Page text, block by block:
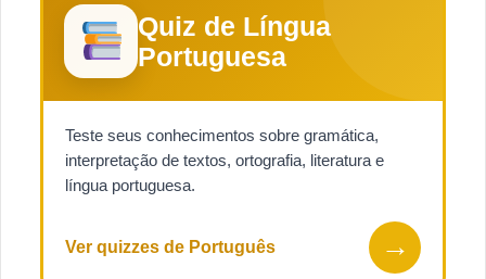
Quiz de Língua
Portuguesa
Teste seus conhecimentos sobre gramática,
interpretação de textos, ortografia, literatura e
língua portuguesa.
Ver quizzes de Português →